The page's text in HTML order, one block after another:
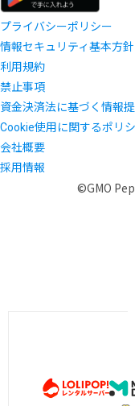
プライバシーポリシー
情報セキュリティ基本方針
利用規約
禁止事項
資金決済法に基づく情報
Cookie使用に関するポリ
会社概要
採用情報
©GMO